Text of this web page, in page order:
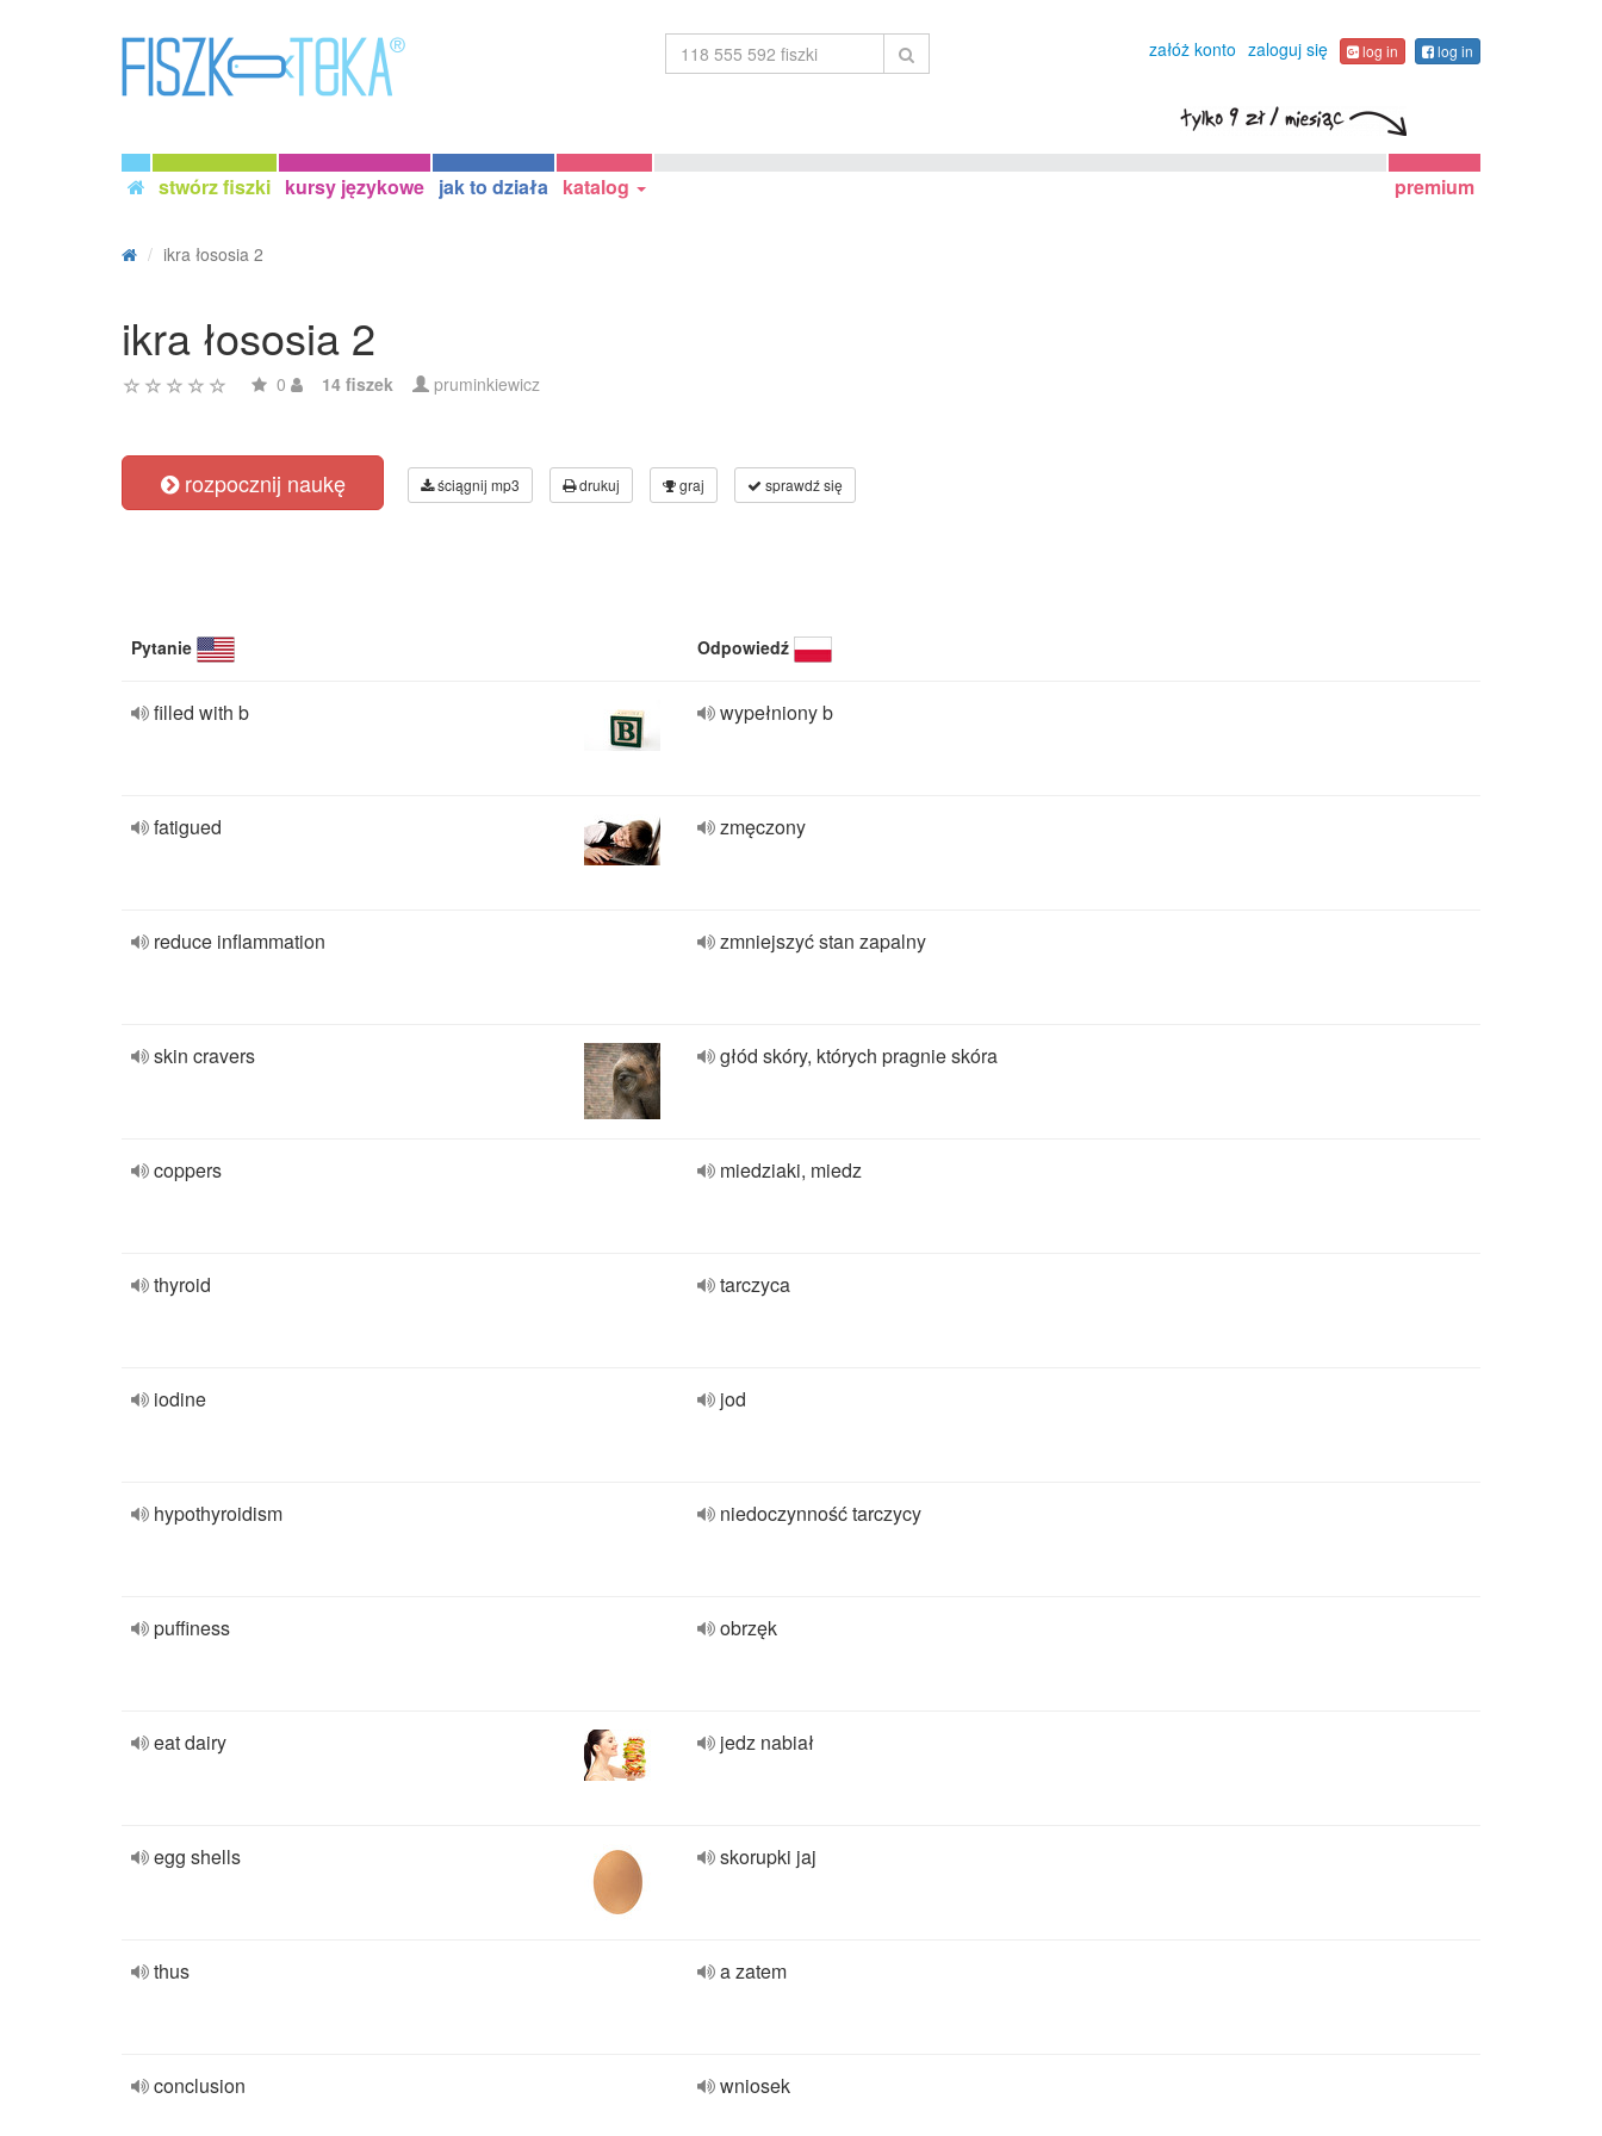
załóż konto zaloguj się log in log in
stwórz fiszki kursy językowe jak to działa katalog premium
ikra łososia 2
ikra łososia 2
0 14 fiszek pruminkiewicz
rozpocznij naukę ściągnij mp3 drukuj graj sprawdź się
Pytanie Odpowiedź
filled with b wypełniony b
fatigued zmęczony
reduce inflammation zmniejszyć stan zapalny
skin cravers głód skóry, których pragnie skóra
coppers miedziaki, miedz
thyroid tarczyca
iodine jod
hypothyroidism niedoczynność tarczycy
puffiness obrzęk
eat dairy jedz nabiał
egg shells skorupki jaj
thus a zatem
conclusion wniosek